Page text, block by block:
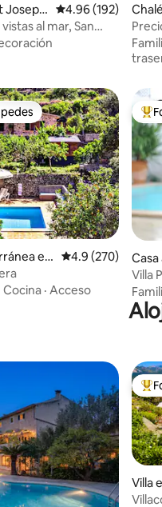
Josep d Calificación
4.96 (192)
al mar, San
y Wifi
en
Calificación
4.9 (270)
Cocina · Acceso
Casa
Villa
Villa